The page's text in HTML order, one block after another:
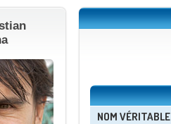
NOM VÉRITABLE